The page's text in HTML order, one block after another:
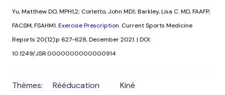
Yu, Matthew DO, MPH1,2; Corletto, John MD1; Barkley, Lisa C. MD, FAAFP,
FACSM, FSAHM1.Exercise Prescription. Current Sports Medicine
Reports 20(12):p 627-628, December 2021. | DOI:
10.1249/JSR.0000000000000914
Thèmes: Rééducation Kiné